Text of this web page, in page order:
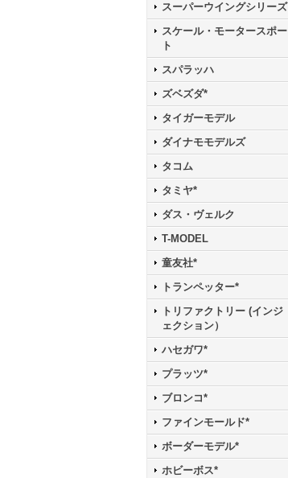
スーパーウイングシリーズ
スケール・モータースポー
ト
スパラッハ
ズベズダ*
タイガーモデル
ダイナモモデルズ
タコム
タミヤ*
ダス・ヴェルク
T-MODEL
童友社*
トランペッター*
トリファクトリー (インジ
ェクション）
ハセガワ*
プラッツ*
ブロンコ*
ファインモールド*
ボーダーモデル*
ホビーボス*